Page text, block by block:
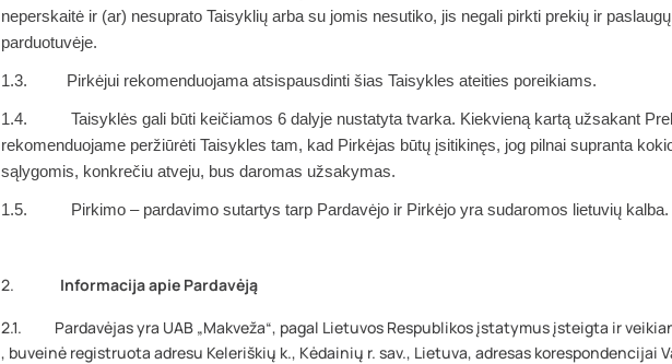
neperskaitė ir (ar) nesuprato Taisyklių arba su jomis nesutiko, jis negali pirkti prekių ir
parduotuvėje.
1.3. Pirkėjui rekomenduojama atsispausdinti šias Taisykles ateities poreikiams.
1.4. Taisyklės gali būti keičiamos 6 dalyje nustatyta tvarka. Kiekvieną kartą užsakant
rekomenduojame peržiūrėti Taisykles tam, kad Pirkėjas būtų įsitikinęs, jog pilnai supranta
sąlygomis, konkrečiu atveju, bus daromas užsakymas.
1.5. Pirkimo – pardavimo sutartys tarp Pardavėjo ir Pirkėjo yra sudaromos lietuvių kalba.
2. Informacija apie Pardavėją
2.1. Pardavėjas yra UAB „Makveža“, pagal Lietuvos Respublikos įstatymus įsteigta ir
, buveinė registruota adresu Keleriškių k., Kėdainių r. sav., Lietuva, adresas korespondencijai